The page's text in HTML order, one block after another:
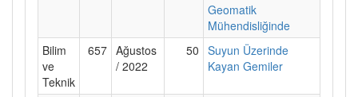
Geomatik
Mühendisliğinde
Bilim
ve
Teknik
657 Ağustos
/ 2022
50 Suyun Üzerinde
Kayan Gemiler